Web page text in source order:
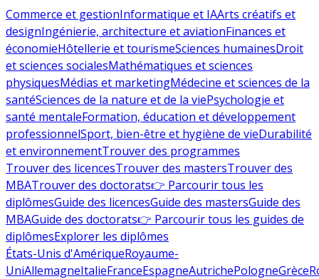
Commerce et gestionInformatique et IAArts créatifs et
designIngénierie, architecture et aviationFinances et
économieHôtellerie et tourismeSciences humainesDroit
et sciences socialesMathématiques et sciences
physiquesMédias et marketingMédecine et sciences de la
santéSciences de la nature et de la viePsychologie et
santé mentaleFormation, éducation et développement
professionnelSport, bien-être et hygiène de vieDurabilité
et environnementTrouver des programmes
Trouver des licencesTrouver des mastersTrouver des
MBATrouver des doctorats👉 Parcourir tous les
diplômesGuide des licencesGuide des mastersGuide des
MBAGuide des doctorats👉 Parcourir tous les guides de
diplômesExplorer les diplômes
États-Unis d'AmériqueRoyaume-
UniAllemagneItalieFranceEspagneAutrichePologneGrèce